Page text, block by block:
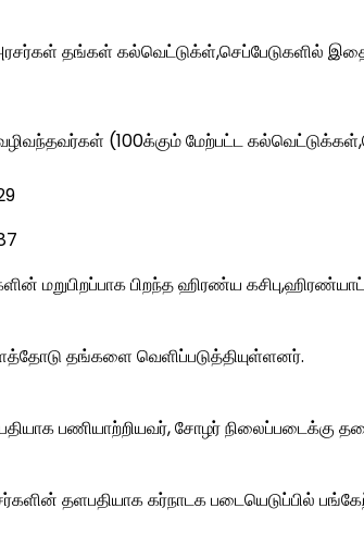
தங்கள் கல்வெட்டுக்ள்,செப்பேடுகளில் இதை
வழிவந்தவர்கள் (100க்கும் மேற்பட்ட
மறுபிறப்பாக பிறந்த ஹிரண்ய
தங்களை வெளிப்படுத்தியுள்ளனர்.
பணியாற்றியவர், சோழர் நிலைப்படைக்கு
தளபதியாக கர்நாடக படையெடுப்பில்